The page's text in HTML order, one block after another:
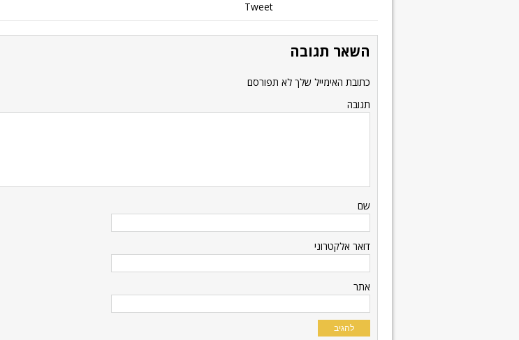
Tweet
השאר תגובה
כתובת האימייל שלך לא תפורסם
תגובה
שם
דואר אלקטרוני
אתר